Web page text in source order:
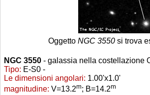
Oggetto NGC 3550 si trova
NGC 3550 - galassia nella costellazione
Tipo: E-S0 -
Le dimensioni angolari: 1.00'x1.0'
magnitudine: V=13.2m; B=14.2m